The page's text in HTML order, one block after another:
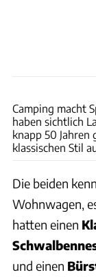
Camping macht
haben sichtlich
knapp 50 Jahren
klassischen Stil
Die beiden
Wohnwagen,
hatten einen
und einen